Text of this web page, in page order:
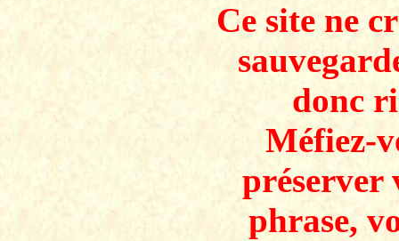
Ce site ne
donc
Méfiez-
préserver
phrase,